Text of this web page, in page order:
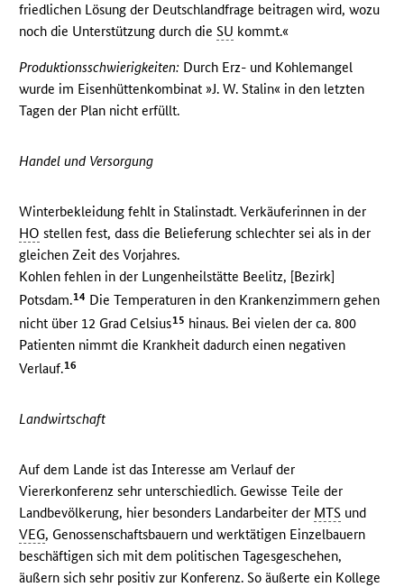
friedlichen Lösung der Deutschlandfrage beitragen wird, wozu
noch die Unterstützung durch dieSU kommt.«
Produktionsschwierigkeiten: Durch Erz- und Kohlemangel
wurde im Eisenhüttenkombinat »J. W. Stalin« in den letzten
Tagen der Plan nicht erfüllt.
Handel und Versorgung
Winterbekleidung fehlt in Stalinstadt. Verkäuferinnen in der
HO stellen fest, dass die Belieferung schlechter sei als in der
gleichen Zeit des Vorjahres.
Kohlen fehlen in der Lungenheilstätte Beelitz, [Bezirk]
Potsdam.14 Die Temperaturen in den Krankenzimmern gehen
nicht über 12 Grad Celsius15 hinaus. Bei vielen der ca. 800
Patienten nimmt die Krankheit dadurch einen negativen
Verlauf.16
Landwirtschaft
Auf dem Lande ist das Interesse am Verlauf der
Viererkonferenz sehr unterschiedlich. Gewisse Teile der
Landbevölkerung, hier besonders Landarbeiter der MTS und
VEG, Genossenschaftsbauern und werktätigen Einzelbauern
beschäftigen sich mit dem politischen Tagesgeschehen,
äußern sich sehr positiv zur Konferenz. So äußerte ein Kollege